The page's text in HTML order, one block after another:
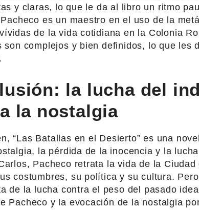
y claras, lo que le da al libro un ritmo
es un maestro en el uso de la
de la vida cotidiana en la Colonia
son complejos y bien definidos, lo que les
la lucha del
la nostalgia
“Las Batallas en el Desierto” es una
la pérdida de la inocencia y la
Pacheco retrata la vida de la Ciudad
costumbres, su política y su cultura.
de la lucha contra el peso del pasado
Pacheco y la evocación de la nostalgia